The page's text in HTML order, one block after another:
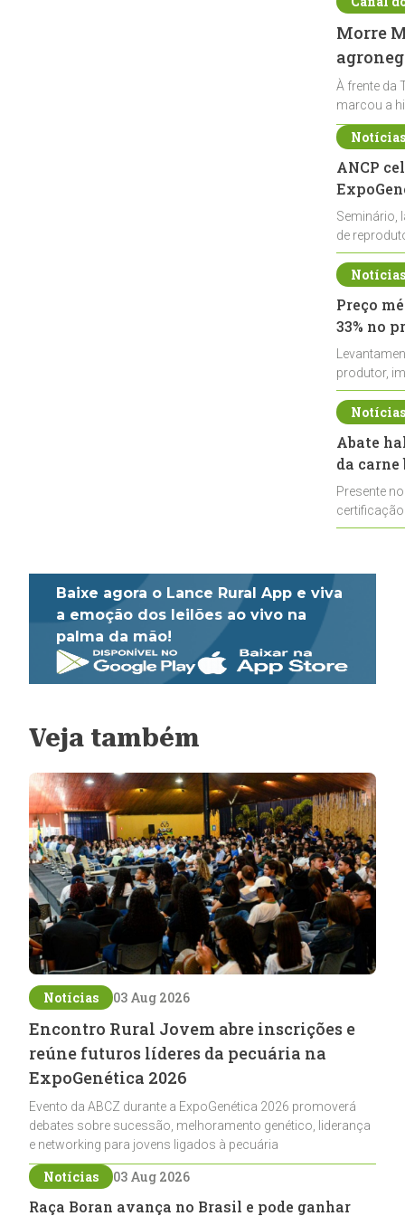
Morre
À frente da
marcou a
ANCP
Seminário,
de
durante a
Preço
33% no
produtor,
de leite cru
Abate
da
Presente
Baixe agora o Lance Rural App e viva
a emoção dos leilões ao vivo na
palma da mão!
Veja também
Notícias 03 Aug 2026
Encontro Rural Jovem abre inscrições e
reúne futuros líderes da pecuária na
ExpoGenética 2026
Evento da ABCZ durante a ExpoGenética 2026 promoverá
debates sobre sucessão, melhoramento genético, liderança
e networking para jovens ligados à pecuária
Notícias 03 Aug 2026
Raça Boran avança no Brasil e pode ganhar